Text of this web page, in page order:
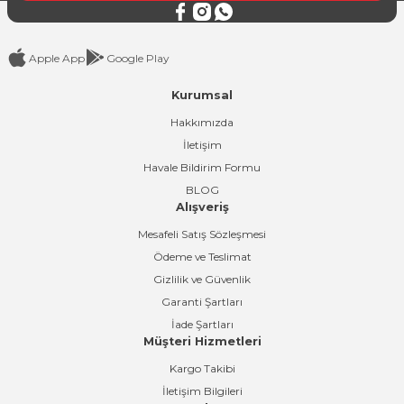
Apple App Google Play
Kurumsal
Hakkımızda
İletişim
Havale Bildirim Formu
BLOG
Alışveriş
Mesafeli Satış Sözleşmesi
Ödeme ve Teslimat
Gizlilik ve Güvenlik
Garanti Şartları
İade Şartları
Müşteri Hizmetleri
Kargo Takibi
İletişim Bilgileri